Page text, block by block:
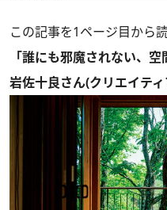
この記事を1ページ目から
「誰にも邪魔されない、空
岩佐十良さん(クリエイテ